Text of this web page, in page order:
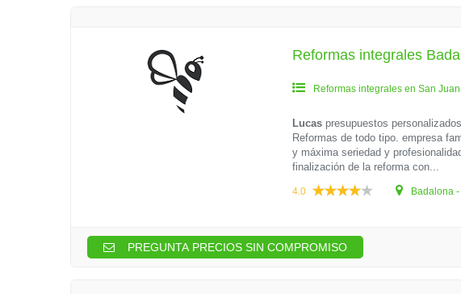
Reformas integrales
Reformas integrales en San
Lucas presupuestos
Reformas de todo tipo. empresa
y máxima seriedad y
finalización de la reforma con...
4.0 Badalona
PREGUNTA PRECIOS SIN COMPROMISO